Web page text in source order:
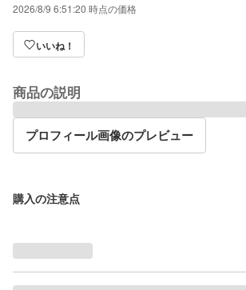
2026/8/9 6:51:20 時点の価格
いいね！
商品の説明
プロフィール画像のプレビュー
購入の注意点